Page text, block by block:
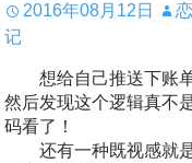
2016年08月12日
记
想给自己推送下账单
然后发现这个逻辑真不
码看了！
还有一种既视感就是